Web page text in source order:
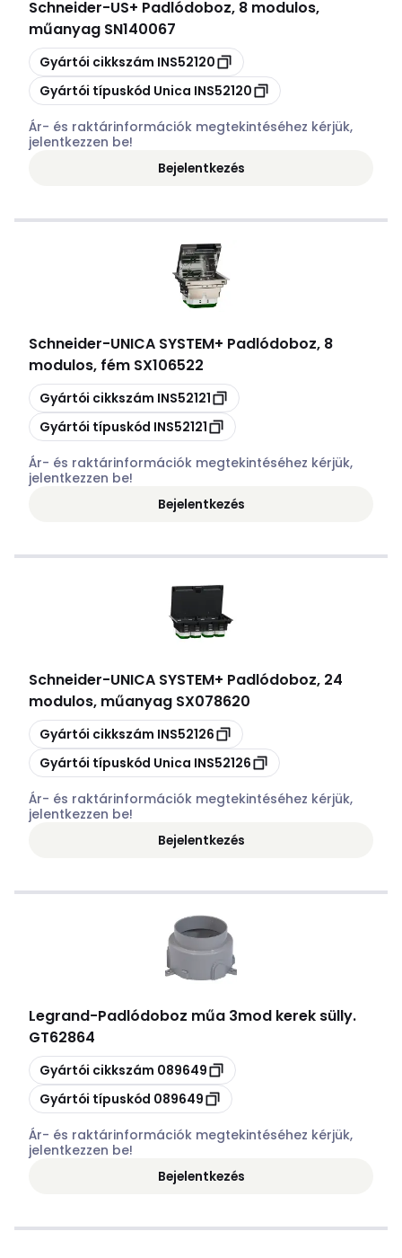
Schneider-US+ Padlódoboz, 8 modulos,
műanyag SN140067
Másolás
Gyártói cikkszám INS52120
Másolás
Gyártói típuskód Unica INS52120
Ár- és raktárinformációk megtekintéséhez kérjük,
jelentkezzen be!
Bejelentkezés
Schneider-UNICA SYSTEM+ Padlódoboz, 8
modulos, fém SX106522
Másolás
Gyártói cikkszám INS52121
Másolás
Gyártói típuskód INS52121
Ár- és raktárinformációk megtekintéséhez kérjük,
jelentkezzen be!
Bejelentkezés
Schneider-UNICA SYSTEM+ Padlódoboz, 24
modulos, műanyag SX078620
Másolás
Gyártói cikkszám INS52126
Másolás
Gyártói típuskód Unica INS52126
Ár- és raktárinformációk megtekintéséhez kérjük,
jelentkezzen be!
Bejelentkezés
Legrand-Padlódoboz műa 3mod kerek sülly.
GT62864
Másolás
Gyártói cikkszám 089649
Másolás
Gyártói típuskód 089649
Ár- és raktárinformációk megtekintéséhez kérjük,
jelentkezzen be!
Bejelentkezés